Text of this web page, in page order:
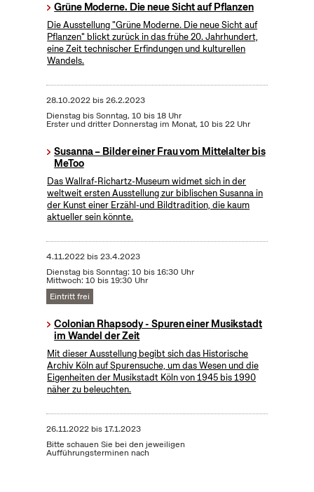
Grüne Moderne. Die neue Sicht auf Pflanzen
Die Ausstellung "Grüne Moderne. Die neue Sicht auf
Pflanzen" blickt zurück in das frühe 20. Jahrhundert,
eine Zeit technischer Erfindungen und kulturellen
Wandels.
28.10.2022bis26.2.2023
Dienstag bis Sonntag, 10 bis 18 Uhr
Erster und dritter Donnerstag im Monat, 10 bis 22 Uhr
Susanna – Bilder einer Frau vom Mittelalter bis
MeToo
Das Wallraf-Richartz-Museum widmet sich in der
weltweit ersten Ausstellung zur biblischen Susanna in
der Kunst einer Erzähl-und Bildtradition, die kaum
aktueller sein könnte.
4.11.2022bis23.4.2023
Dienstag bis Sonntag: 10 bis 16:30 Uhr
Mittwoch: 10 bis 19:30 Uhr
Eintritt frei
Colonian Rhapsody - Spuren einer Musikstadt
im Wandel der Zeit
Mit dieser Ausstellung begibt sich das Historische
Archiv Köln auf Spurensuche, um das Wesen und die
Eigenheiten der Musikstadt Köln von 1945 bis 1990
näher zu beleuchten.
26.11.2022bis17.1.2023
Bitte schauen Sie bei den jeweiligen
Aufführungsterminen nach